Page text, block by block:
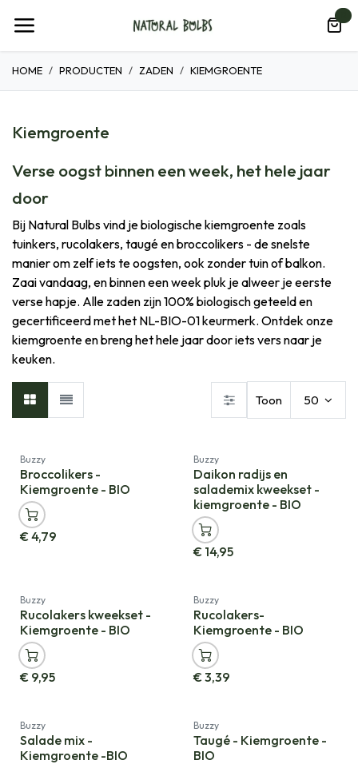
HOME PRODUCTEN ZADEN KIEMGROENTE
Kiemgroente
Verse oogst binnen een week, het hele jaar
door
Bij Natural Bulbs vind je biologische kiemgroente zoals
tuinkers, rucolakers, taugé en broccolikers - de snelste
manier om zelf iets te oogsten, ook zonder tuin of balkon.
Zaai vandaag, en binnen een week pluk je alweer je eerste
verse hapje. Alle zaden zijn 100% biologisch geteeld en
gecertificeerd met het NL-BIO-01 keurmerk. Ontdek onze
kiemgroente en breng het hele jaar door iets vers naar je
keuken.
Toon 50
Nieuw!
Buzzy
Broccolikers -
Kiemgroente - BIO
€4,79
Nieuw!
Buzzy
Daikon radijs en
salademix kweekset -
kiemgroente - BIO
€ 14,95
Nieuw!
Buzzy
Rucolakers kweekset -
Kiemgroente - BIO
€ 9,95
Nieuw!
Buzzy
Rucolakers-
Kiemgroente - BIO
€3,39
Nieuw!
Buzzy
Salade mix -
Kiemgroente -BIO
Nieuw!
Buzzy
Taugé - Kiemgroente -
BIO